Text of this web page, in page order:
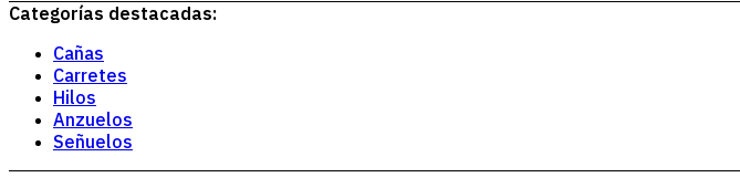
Categorías destacadas:
Cañas
Carretes
Hilos
Anzuelos
Señuelos